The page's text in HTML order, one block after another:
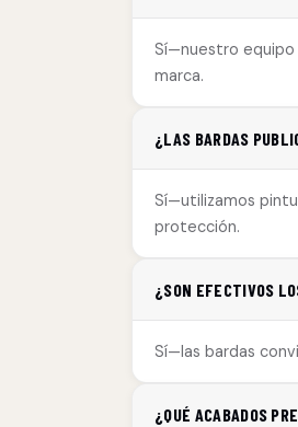
Sí—nuestro equipo
marca.
¿LAS BARDAS
Sí—utilizamos
protección.
¿SON EFECTIVOS
Sí—las bardas
¿QUÉ ACABADOS